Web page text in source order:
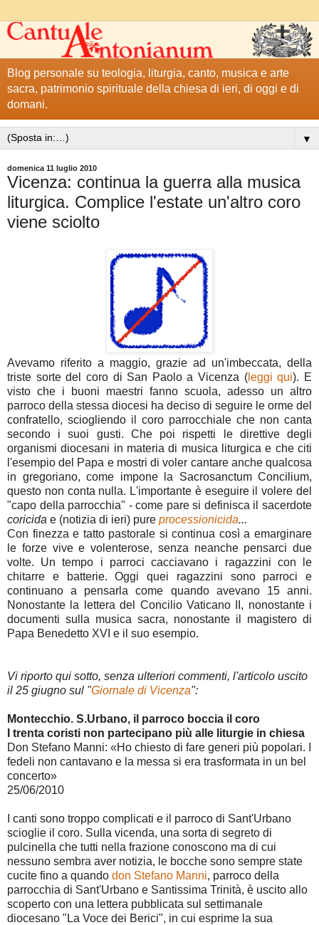
Blog personale su teologia, liturgia, canto, musica e arte
sacra, patrimonio spirituale della chiesa di ieri, di oggi e di
domani.
▼
domenica 11 luglio 2010
Vicenza: continua la guerra alla musica
liturgica. Complice l'estate un'altro coro
viene sciolto
Avevamo riferito a maggio, grazie ad un'imbeccata, della
triste sorte del coro di San Paolo a Vicenza (leggi qui). E
visto che i buoni maestri fanno scuola, adesso un altro
parroco della stessa diocesi ha deciso di seguire le orme del
confratello, sciogliendo il coro parrocchiale che non canta
secondo i suoi gusti. Che poi rispetti le direttive degli
organismi diocesani in materia di musica liturgica e che citi
l'esempio del Papa e mostri di voler cantare anche qualcosa
in gregoriano, come impone la Sacrosanctum Concilium,
questo non conta nulla. L'importante è eseguire il volere del
"capo della parrocchia" - come pare si definisca il sacerdote
coricida e (notizia di ieri) pure processionicida...
Con finezza e tatto pastorale si continua così a emarginare
le forze vive e volenterose, senza neanche pensarci due
volte. Un tempo i parroci cacciavano i ragazzini con le
chitarre e batterie. Oggi quei ragazzini sono parroci e
continuano a pensarla come quando avevano 15 anni.
Nonostante la lettera del Concilio Vaticano II, nonostante i
documenti sulla musica sacra, nonostante il magistero di
Papa Benedetto XVI e il suo esempio.
Vi riporto qui sotto, senza ulteriori commenti, l'articolo uscito
il 25 giugno sul "Giornale di Vicenza":
Montecchio. S.Urbano, il parroco boccia il coro
I trenta coristi non partecipano più alle liturgie in chiesa
Don Stefano Manni: «Ho chiesto di fare generi più popolari. I
fedeli non cantavano e la messa si era trasformata in un bel
concerto»
25/06/2010
I canti sono troppo complicati e il parroco di Sant'Urbano
scioglie il coro. Sulla vicenda, una sorta di segreto di
pulcinella che tutti nella frazione conoscono ma di cui
nessuno sembra aver notizia, le bocche sono sempre state
cucite fino a quando don Stefano Manni, parroco della
parrocchia di Sant'Urbano e Santissima Trinità, è uscito allo
scoperto con una lettera pubblicata sul settimanale
diocesano "La Voce dei Berici", in cui esprime la sua